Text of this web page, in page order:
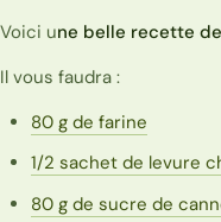
Voici une belle recette de
Il vous faudra :
80 g de farine
1/2 sachet de levure
80 g de sucre de